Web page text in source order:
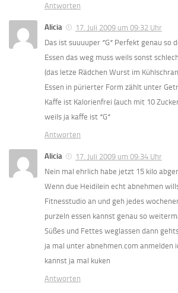
Antworten
Alicia
17. Juli 2009 um 09:32 Uhr
Das ist suuuuper *G* Perfekt genau so
Essen das weg muss weils sonst
(das letze Rädchen Wurst im
Essen in pürierter Form zählt unter
Kaffe ist Kalorienfrei (auch mit 10
weils ja kaffe ist *G*
Antworten
Alicia
17. Juli 2009 um 09:34 Uhr
Nein mal ehrlich habe jetzt 15 kilo
Wenn due Heidilein echt abnehmen
Fitnesstudio an und geh jedes
purzeln essen kannst genau so
Süßes und Fettes weglassen dann
ja mal unter abnehmen.com anmelden
kannst ja mal kuken
Antworten